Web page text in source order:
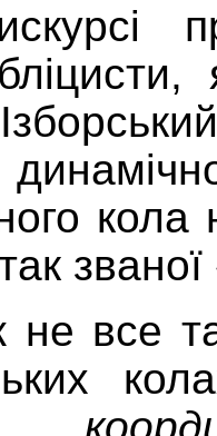
званої
не все